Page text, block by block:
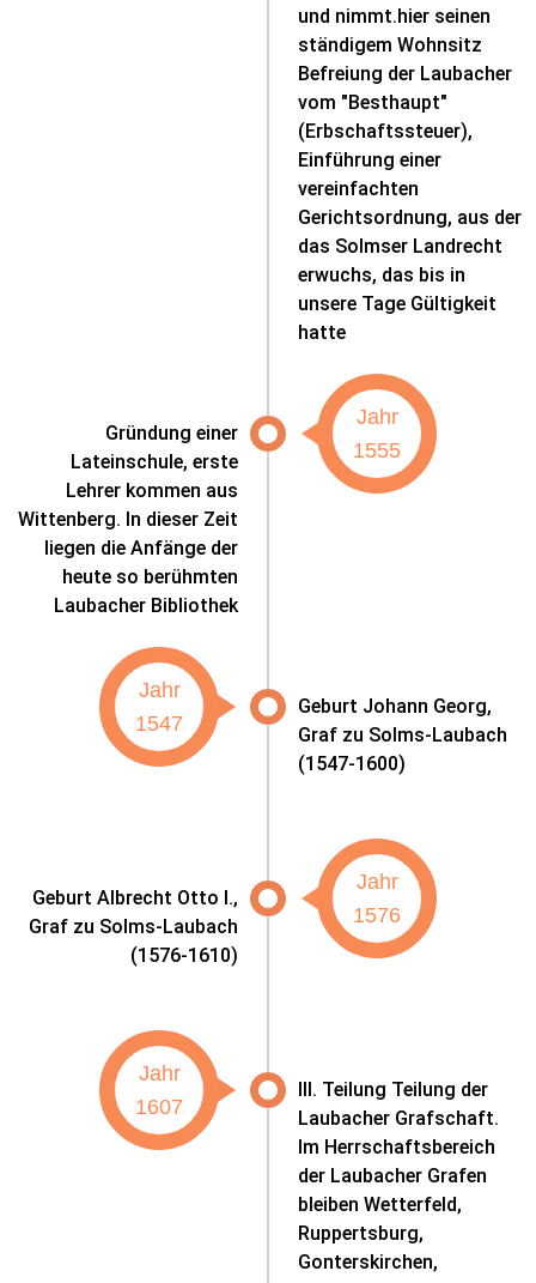
und nimmt.hier seinen
ständigem Wohnsitz
Befreiung der Laubacher
vom "Besthaupt"
(Erbschaftssteuer),
Einführung einer
vereinfachten
Gerichtsordnung, aus der
das Solmser Landrecht
erwuchs, das bis in
unsere Tage Gültigkeit
hatte
Jahr
1555
Gründung einer
Lateinschule, erste
Lehrer kommen aus
Wittenberg. In dieser Zeit
liegen die Anfänge der
heute so berühmten
Laubacher Bibliothek
Jahr
1547
Geburt Johann Georg,
Graf zu Solms-Laubach
(1547-1600)
Jahr
1576
Geburt Albrecht Otto I.,
Graf zu Solms-Laubach
(1576-1610)
Jahr
1607
III. Teilung Teilung der
Laubacher Grafschaft.
Im Herrschaftsbereich
der Laubacher Grafen
bleiben Wetterfeld,
Ruppertsburg,
Gonterskirchen,